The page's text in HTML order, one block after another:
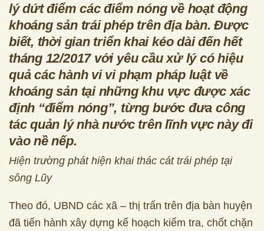
lý dứt điểm các điểm nóng về hoạt động
khoáng sản trái phép trên địa bàn. Được
biết, thời gian triển khai kéo dài đến hết
tháng 12/2017 với yêu cầu xử lý có hiệu
quả các hành vi vi phạm pháp luật về
khoáng sản tại những khu vực được xác
định “điểm nóng”, từng bước đưa công
tác quản lý nhà nước trên lĩnh vực này đi
vào nề nếp.
Hiện trường phát hiện khai thác cát trái phép tại
sông Lũy
Theo đó, UBND các xã – thị trấn trên địa bàn huyện
đã tiến hành xây dựng kế hoạch kiểm tra, chốt chặn